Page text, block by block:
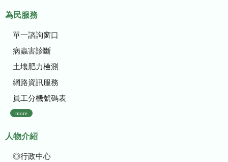
為民服務
單一諮詢窗口
病蟲害診斷
土壤肥力檢測
網路資訊服務
員工分機號碼表
more
人物介紹
◎行政中心